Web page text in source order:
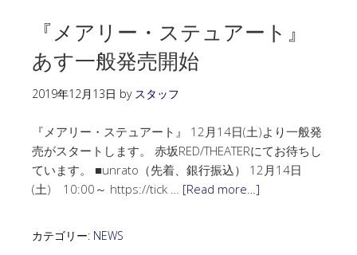
『メアリー・ステュアート』
あす一般発売開始
2019年12月13日 by スタッフ
『メアリー・ステュアート』 12月14日(土)より一般発
売がスタートします。 赤坂RED/THEATERにてお待ちし
ています。 ■unrato（先着、銀行振込） 12月14日
(土) 10:00～ https://tick … [Read more…]
カテゴリー: NEWS